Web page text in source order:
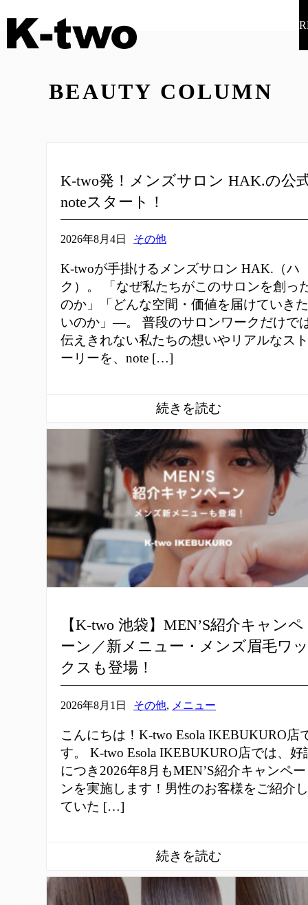
BEAUTY COLUMN
K-two発！メンズサロン HAK.の公
noteスタート！
2026年8月4日 その他
K-twoが手掛けるメンズサロン HAK.（ハ
ク）。 「なぜ私たちがこのサロンを創っ
のか」「どんな空間・価値を届けていきた
いのか」—。 普段のサロンワークだけで
伝えきれない私たちの想いやリアルなスト
ーリーを、note […]
【K-two 池袋】MEN’S紹介キャンペ
ーン／新メニュー・メンズ眉毛ワッ
クスも登場！
2026年8月1日 その他, メニュー
こんにちは！K-two Esola IKEBUKURO店
す。 K-two Esola IKEBUKURO店では、好
につき2026年8月もMEN’S紹介キャンペー
ンを実施します！男性のお客様をご紹介し
ていた […]